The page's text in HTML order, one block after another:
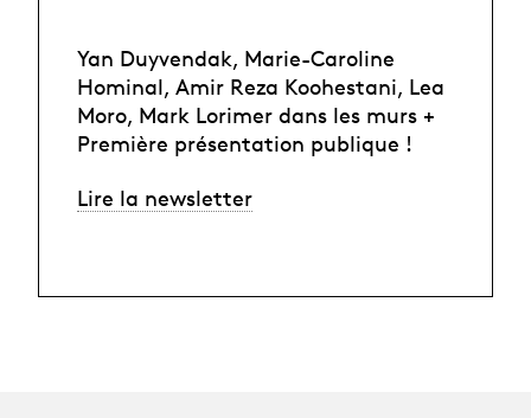
Yan Duyvendak, Marie-Caroline
Hominal, Amir Reza Koohestani, Lea
Moro, Mark Lorimer dans les murs +
Première présentation publique !
Lire la newsletter